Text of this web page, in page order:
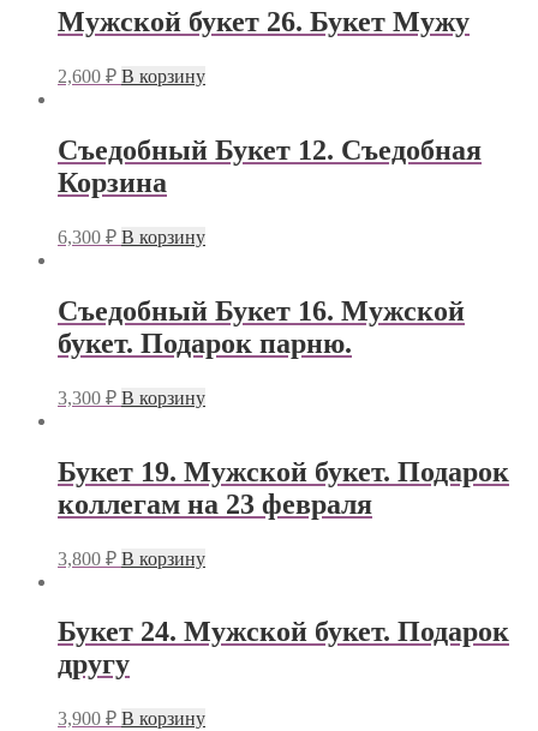
Мужской букет 26. Букет Мужу
2,600 ₽ В корзину
Съедобный Букет 12. Съедобная
Корзина
6,300 ₽ В корзину
Съедобный Букет 16. Мужской
букет. Подарок парню.
3,300 ₽ В корзину
Букет 19. Мужской букет. Подарок
коллегам на 23 февраля
3,800 ₽ В корзину
Букет 24. Мужской букет. Подарок
другу
3,900 ₽ В корзину